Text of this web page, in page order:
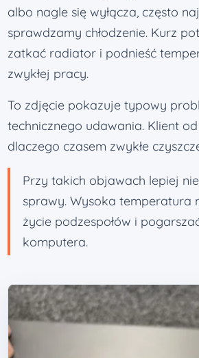
albo nagle się wyłącza, często
sprawdzamy chłodzenie. Kurz
zatkać radiator i podnieść
zwykłej pracy.
To zdjęcie pokazuje typowy
technicznego udawania. Klient
dlaczego czasem zwykłe
Przy takich objawach lepiej
sprawy. Wysoka temperatura
życie podzespołów i
komputera.